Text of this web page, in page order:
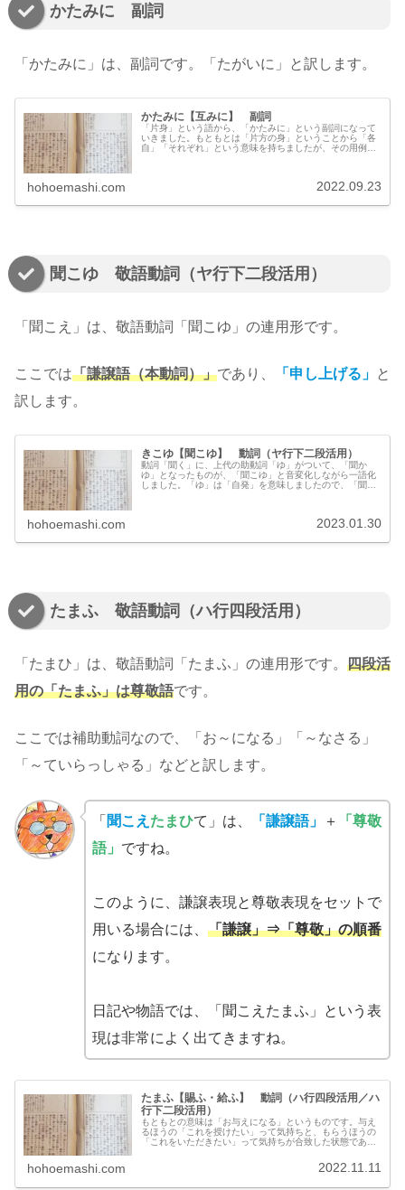
かたみに 副詞
「かたみに」は、副詞です。「たがいに」と訳します。
かたみに【互みに】 副詞
「片身」という語から、「かたみに」という副詞になって
いきました。もともとは「片方の身」ということから「各
自」「それぞれ」という意味を持ちましたが、その用例は
hohoemashi.com 2022.09.23
聞こゆ 敬語動詞（ヤ行下二段活用）
「聞こえ」は、敬語動詞「聞こゆ」の連用形です。
ここでは「謙譲語（本動詞）」であり、 「申し上げる」
と
訳します。
きこゆ【聞こゆ】 動詞（ヤ行下二段活用）
動詞「聞く」に、上代の助動詞「ゆ」がついて、「聞か
ゆ」となったものが、「聞こゆ」と音変化しながら一語化
しました。「ゆ」は「自発」を意味しましたので、「聞こ
hohoemashi.com 2023.01.30
たまふ 敬語動詞（ハ行四段活用）
「たまひ」は、敬語動詞「たまふ」の連用形です。 四段活
用の「たまふ」は尊敬語です。
ここでは補助動詞なので、「お～になる」「～なさる」
「～ていらっしゃる」などと訳します。
「 聞こえ たまひて」は、 「謙譲語」 ＋
「尊敬
語」 ですね。
このように、謙譲表現と尊敬表現をセットで
用いる場合には、 「謙譲」⇒「尊敬」の順番
になります。
日記や物語では、「聞こえたまふ」という表
現は非常によく出てきますね。
たまふ【賜ふ・給ふ】 動詞（ハ行四段活用／ハ
行下二段活用）
もともとの意味は「お与えになる」というものです。与え
るほうの「これを授けたい」って気持ちと、もらうほうの
「これをいただきたい」って気持ちが合致した状態である
す。なお、実際の用例としては、他の動詞に補助的につく
補助動詞の用法が圧倒的に多いです。「〇〇たまふ」とい
hohoemashi.com 2022.11.11